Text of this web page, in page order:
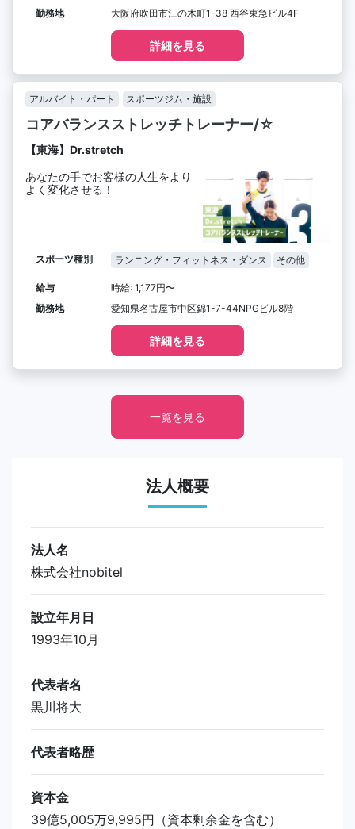
勤務地
大阪府吹田市江の木町1-38 西谷東急ビル4F
詳細を見る
アルバイト・パート スポーツジム・施設
コアバランスストレッチトレーナー/☆
【東海】Dr.stretch
あなたの手でお客様の人生をより
よく変化させる！
スポーツ種別 ランニング・フィットネス・ダンス その他
給与
時給: 1,177円〜
勤務地
愛知県名古屋市中区錦1-7-44NPGビル8階
詳細を見る
一覧を見る
法人概要
法人名
株式会社nobitel
設立年月日
1993年10月
代表者名
黒川将大
代表者略歴
資本金
39億5,005万9,995円（資本剰余金を含む）